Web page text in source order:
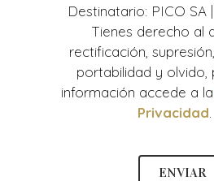
Destinatario: PICO SA
Tienes derecho al
rectificación,
portabilidad y olvido,
información accede a la
Privacidad